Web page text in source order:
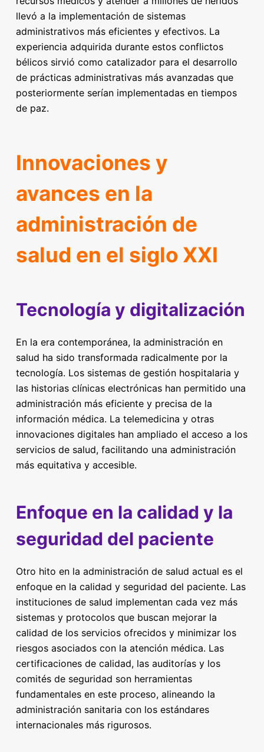
llevó a la implementación de sistemas
administrativos más eficientes y efectivos. La
experiencia adquirida durante estos conflictos
bélicos sirvió como catalizador para el desarrollo
de prácticas administrativas más avanzadas que
posteriormente serían implementadas en tiempos
de paz.
Innovaciones y
avances en la
administración de
salud en el siglo XXI
Tecnología y digitalización
En la era contemporánea, la administración en
salud ha sido transformada radicalmente por la
tecnología. Los sistemas de gestión hospitalaria y
las historias clínicas electrónicas han permitido una
administración más eficiente y precisa de la
información médica. La telemedicina y otras
innovaciones digitales han ampliado el acceso a los
servicios de salud, facilitando una administración
más equitativa y accesible.
Enfoque en la calidad y la
seguridad del paciente
Otro hito en la administración de salud actual es el
enfoque en la calidad y seguridad del paciente. Las
instituciones de salud implementan cada vez más
sistemas y protocolos que buscan mejorar la
calidad de los servicios ofrecidos y minimizar los
riesgos asociados con la atención médica. Las
certificaciones de calidad, las auditorías y los
comités de seguridad son herramientas
fundamentales en este proceso, alineando la
administración sanitaria con los estándares
internacionales más rigurosos.